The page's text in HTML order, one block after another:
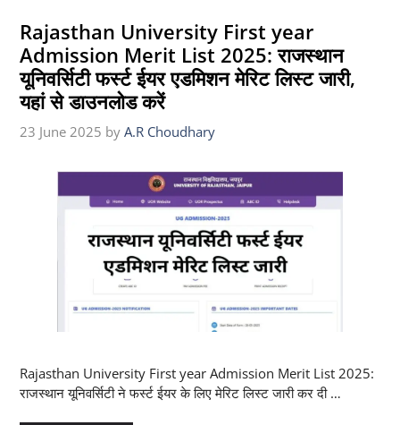
Rajasthan University First year
Admission Merit List 2025: राजस्थान
यूनिवर्सिटी फर्स्ट ईयर एडमिशन मेरिट लिस्ट जारी,
यहां से डाउनलोड करें
23 June 2025 by A.R Choudhary
Rajasthan University First year Admission Merit List 2025:
राजस्थान यूनिवर्सिटी ने फर्स्ट ईयर के लिए मेरिट लिस्ट जारी कर दी …